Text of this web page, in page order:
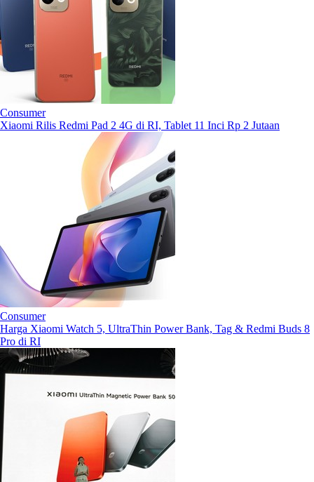
Consumer
Xiaomi Rilis Redmi Pad 2 4G di RI, Tablet 11 Inci Rp 2 Jutaan
Consumer
Harga Xiaomi Watch 5, UltraThin Power Bank, Tag & Redmi Buds 8
Pro di RI